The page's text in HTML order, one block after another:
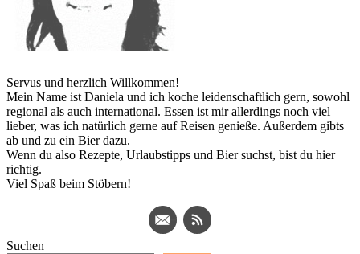
Servus und herzlich Willkommen!
Mein Name ist Daniela und ich koche leidenschaftlich gern, sowohl
regional als auch international. Essen ist mir allerdings noch viel
lieber, was ich natürlich gerne auf Reisen genieße. Außerdem gibts
ab und zu ein Bier dazu.
Wenn du also Rezepte, Urlaubstipps und Bier suchst, bist du hier
richtig.
Viel Spaß beim Stöbern!
Suchen